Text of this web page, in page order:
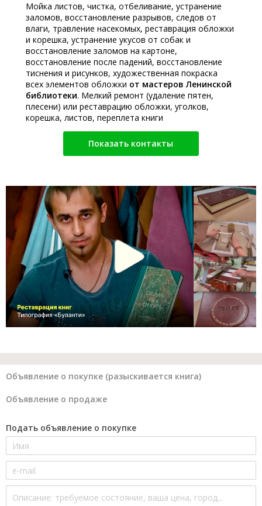
Мойка листов, чистка, отбеливание, устранение
заломов, восстановление разрывов, следов от
влаги, травление насекомых, реставрация обложки
и корешка, устранение укусов от собак и
восстановление заломов на картоне,
восстановление после падений, восстановление
тиснения и рисунков, художественная покраска
всех элементов обложки от мастеров Ленинской
библиотеки. Мелкий ремонт (удаление пятен,
плесени) или реставрацию обложки, уголков,
корешка, листов, переплета книги
Показать контакты
Объявление о покупке (разыскивается книга)
Объявление о продаже
Подать объявление о покупке